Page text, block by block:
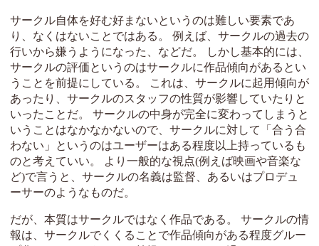
サークル自体を好む好まないというのは難しい要素であ
り、なくはないことではある。 例えば、サークルの過去の
行いから嫌うようになった、などだ。 しかし基本的には、
サークルの評価というのはサークルに作品傾向があるとい
うことを前提にしている。 これは、サークルに起用傾向が
あったり、サークルのスタッフの性質が影響していたりと
いったことだ。 サークルの中身が完全に変わってしまうと
いうことはなかなかないので、サークルに対して「合う合
わない」というのはユーザーはある程度以上持っているも
のと考えていい。 より一般的な視点(例えば映画や音楽な
ど)で言うと、サークルの名義は監督、あるいはプロデュ
ーサーのようなものだ。
だが、本質はサークルではなく作品である。 サークルの情
報は、サークルでくくることで作品傾向がある程度グルー